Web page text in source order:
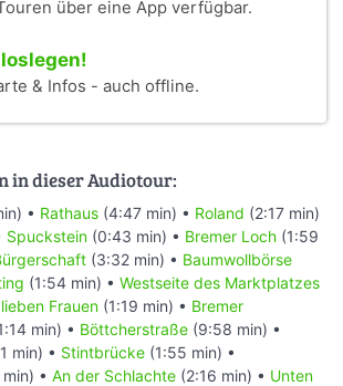
über eine App verfügbar.
& Infos - auch offline.
in dieser Audiotour:
• Rathaus (4:47 min) • Roland (2:17 min)
Spuckstein (0:43 min) • Bremer Loch (1:59
(3:32 min) • Baumwollbörse
(1:54 min) • Westseite des Marktplatzes
Frauen (1:19 min) • Bremer
min) • Böttcherstraße (9:58 min) •
min) • Stintbrücke (1:55 min) •
• An der Schlachte (2:16 min) • Unten